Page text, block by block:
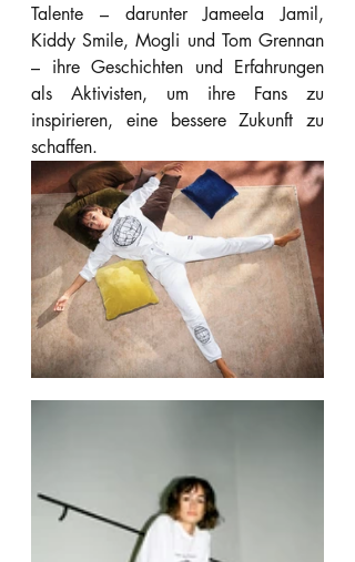
Talente – darunter Jameela Jamil,
Kiddy Smile, Mogli und Tom Grennan
– ihre Geschichten und Erfahrungen
als Aktivisten, um ihre Fans zu
inspirieren, eine bessere Zukunft zu
schaffen.